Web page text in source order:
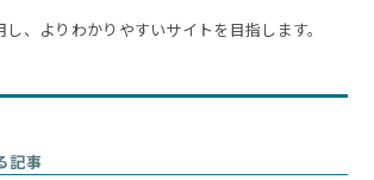
、よりわかりやすいサイトを目指します。
記事